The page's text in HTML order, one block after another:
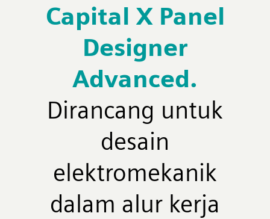
Capital X Panel
Designer
Advanced.
Dirancang untuk
desain
elektromekanik
dalam alur kerja